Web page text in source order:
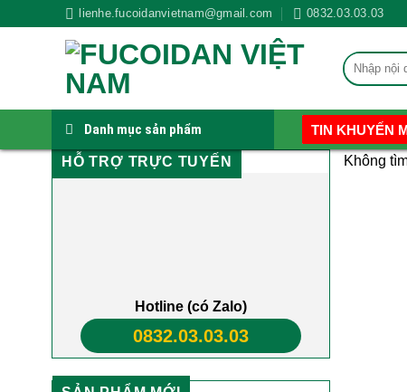
lienhe.fucoidanvietnam@gmail.com 0832.03.03.03
Tìm
kiếm:
Danh mục sản phẩm TIN KHUYẾN
HỖ TRỢ TRỰC TUYẾN
Hotline (có Zalo)
0832.03.03.03
Không